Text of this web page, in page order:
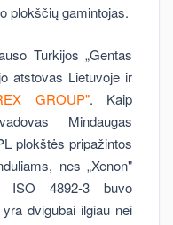
plokščių gamintojas.
Turkijos „Gentas
atstovas Lietuvoje ir
GROUP". Kaip
Mindaugas
plokštės pripažintos
nes „Xenon"
ISO 4892-3 buvo
dvigubai ilgiau nei